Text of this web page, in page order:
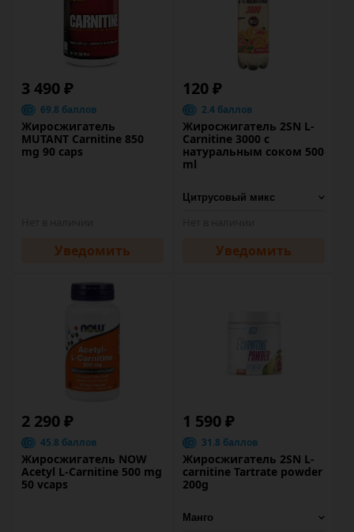
3 490 ₽
69.8 баллов
Жиросжигатель
MUTANT Carnitine 850
mg 90 caps
Уведомить
120 ₽
2.4 баллов
Жиросжигатель 2SN L-
Carnitine 3000 с
натуральным соком 500
ml
Уведомить
2 290 ₽
45.8 баллов
Жиросжигатель NOW
Acetyl L-Carnitine 500 mg
50 vcaps
1 590 ₽
31.8 баллов
Жиросжигатель 2SN L-
carnitine Tartrate powder
200g